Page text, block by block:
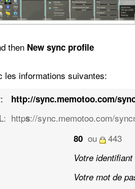
then New sync profile
les informations suivantes:
http://sync.memotoo.com/
https://sync.memotoo.com/
80 ou
443
Votre identifiant
Votre mot de